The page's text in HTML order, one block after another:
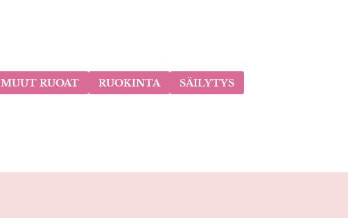
MUUT RUOAT RUOKINTA SÄILYTYS